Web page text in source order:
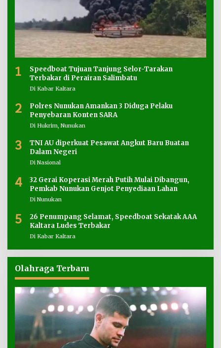
1
Speedboat Tujuan Tanjung Selor-Tarakan
Terbakar di Perairan Salimbatu
Di Kabar Kaltara
2
Polres Nunukan Amankan 3 Diduga Pelaku
Penyebaran Konten SARA
Di Hukrim, Nunukan
3
TNI AU diperkuat Pesawat Angkut Baru Buatan
Dalam Negeri
Di Nasional
4
32 Gerai Koperasi Merah Putih Mulai Dibangun,
Pemkab Nunukan Genjot Penyediaan Lahan
Di Nunukan
5
26 Penumpang Selamat, Speedboat Sekatak AAA
Kaltara Ludes Terbakar
Di Kabar Kaltara
Olahraga Terbaru